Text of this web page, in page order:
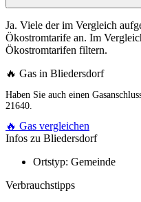
Ja. Viele der im Vergleich
Ökostromtarife an. Im
Ökostromtarifen filtern.
🔥 Gas in Bliedersdorf
Haben Sie auch einen
21640.
🔥 Gas vergleichen
Infos zu Bliedersdorf
Ortstyp: Gemeinde
Verbrauchstipps